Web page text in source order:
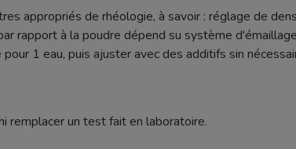
appropriés de rhéologie, à savoir : réglage de
rapport à la poudre dépend su système
1 eau, puis ajuster avec des additifs sin
remplacer un test fait en laboratoire.